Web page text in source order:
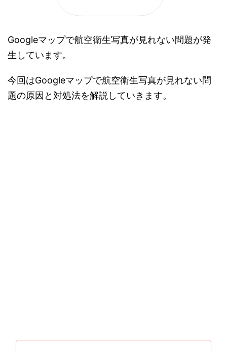
Googleマップで航空衛生写真が見れない問題が発
生しています。
今回はGoogleマップで航空衛生写真が見れない問
題の原因と対処法を解説していきます。